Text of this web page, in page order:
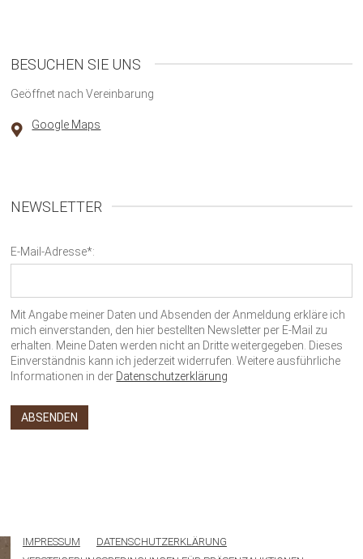
BESUCHEN SIE UNS
Geöffnet nach Vereinbarung
Google Maps
NEWSLETTER
E-Mail-Adresse*:
Mit Angabe meiner Daten und Absenden der Anmeldung erkläre ich
mich einverstanden, den hier bestellten Newsletter per E-Mail zu
erhalten. Meine Daten werden nicht an Dritte weitergegeben. Dieses
Einverständnis kann ich jederzeit widerrufen. Weitere ausführliche
Informationen in der Datenschutzerklärung
IMPRESSUM
DATENSCHUTZERKLÄRUNG